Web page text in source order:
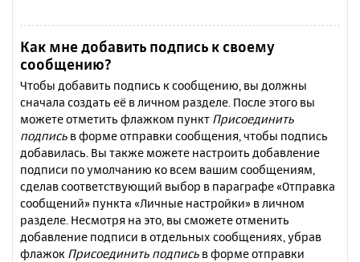
Как мне добавить подпись к своему
сообщению?
Чтобы добавить подпись к сообщению, вы должны
сначала создать её в личном разделе. После этого вы
можете отметить флажком пункт Присоединить
подпись в форме отправки сообщения, чтобы подпись
добавилась. Вы также можете настроить добавление
подписи по умолчанию ко всем вашим сообщениям,
сделав соответствующий выбор в параграфе «Отправка
сообщений» пункта «Личные настройки» в личном
разделе. Несмотря на это, вы сможете отменить
добавление подписи в отдельных сообщениях, убрав
флажок Присоединить подпись в форме отправки